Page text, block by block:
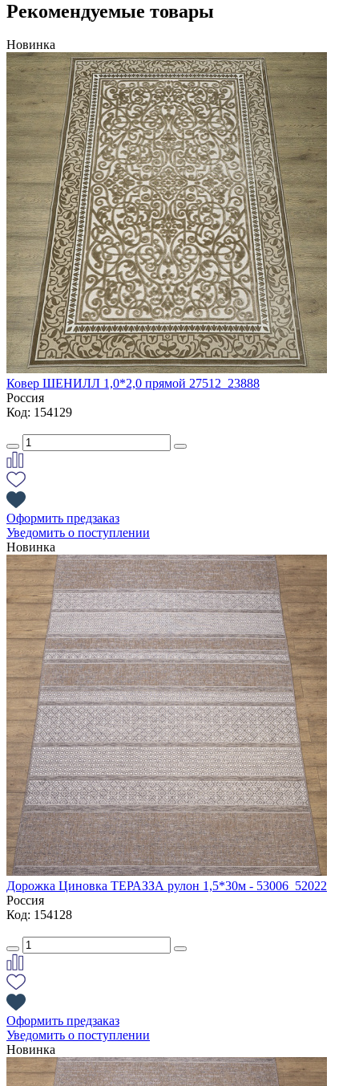
Рекомендуемые товары
Новинка
Ковер ШЕНИЛЛ 1,0*2,0 прямой 27512_23888
Россия
Код: 154129
Оформить предзаказ
Уведомить о поступлении
Новинка
Дорожка Циновка ТЕРАЗЗА рулон 1,5*30м - 53006_52022
Россия
Код: 154128
Оформить предзаказ
Уведомить о поступлении
Новинка